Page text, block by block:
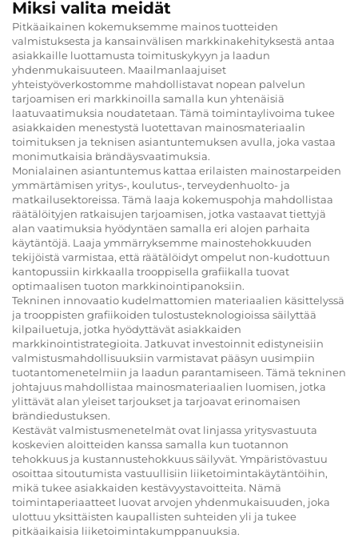
Miksi valita meidät
Pitkäaikainen kokemuksemme mainos tuotteiden
valmistuksesta ja kansainvälisen markkinakehityksestä antaa
asiakkaille luottamusta toimituskykyyn ja laadun
yhdenmukaisuuteen. Maailmanlaajuiset
yhteistyöverkostomme mahdollistavat nopean palvelun
tarjoamisen eri markkinoilla samalla kun yhtenäisiä
laatuvaatimuksia noudatetaan. Tämä toimintaylivoima tukee
asiakkaiden menestystä luotettavan mainosmateriaalin
toimituksen ja teknisen asiantuntemuksen avulla, joka vastaa
monimutkaisia brändäysvaatimuksia.
Monialainen asiantuntemus kattaa erilaisten mainostarpeiden
ymmärtämisen yritys-, koulutus-, terveydenhuolto- ja
matkailusektoreissa. Tämä laaja kokemuspohja mahdollistaa
räätälöityjen ratkaisujen tarjoamisen, jotka vastaavat tiettyjä
alan vaatimuksia hyödyntäen samalla eri alojen parhaita
käytäntöjä. Laaja ymmärryksemme mainostehokkuuden
tekijöistä varmistaa, että räätälöidyt ompelut non-kudottuun
kantopussiin kirkkaalla trooppisella grafiikalla tuovat
optimaalisen tuoton markkinointipanoksiin.
Tekninen innovaatio kudelmattomien materiaalien käsittelyssä
ja trooppisten grafiikoiden tulostusteknologioissa säilyttää
kilpailuetuja, jotka hyödyttävät asiakkaiden
markkinointistrategioita. Jatkuvat investoinnit edistyneisiin
valmistusmahdollisuuksiin varmistavat pääsyn uusimpiin
tuotantomenetelmiin ja laadun parantamiseen. Tämä tekninen
johtajuus mahdollistaa mainosmateriaalien luomisen, jotka
ylittävät alan yleiset tarjoukset ja tarjoavat erinomaisen
brändiedustuksen.
Kestävät valmistusmenetelmät ovat linjassa yritysvastuuta
koskevien aloitteiden kanssa samalla kun tuotannon
tehokkuus ja kustannustehokkuus säilyvät. Ympäristövastuu
osoittaa sitoutumista vastuullisiin liiketoimintakäytäntöihin,
mikä tukee asiakkaiden kestävyystavoitteita. Nämä
toimintaperiaatteet luovat arvojen yhdenmukaisuuden, joka
ulottuu yksittäisten kaupallisten suhteiden yli ja tukee
pitkäaikaisia liiketoimintakumppanuuksia.